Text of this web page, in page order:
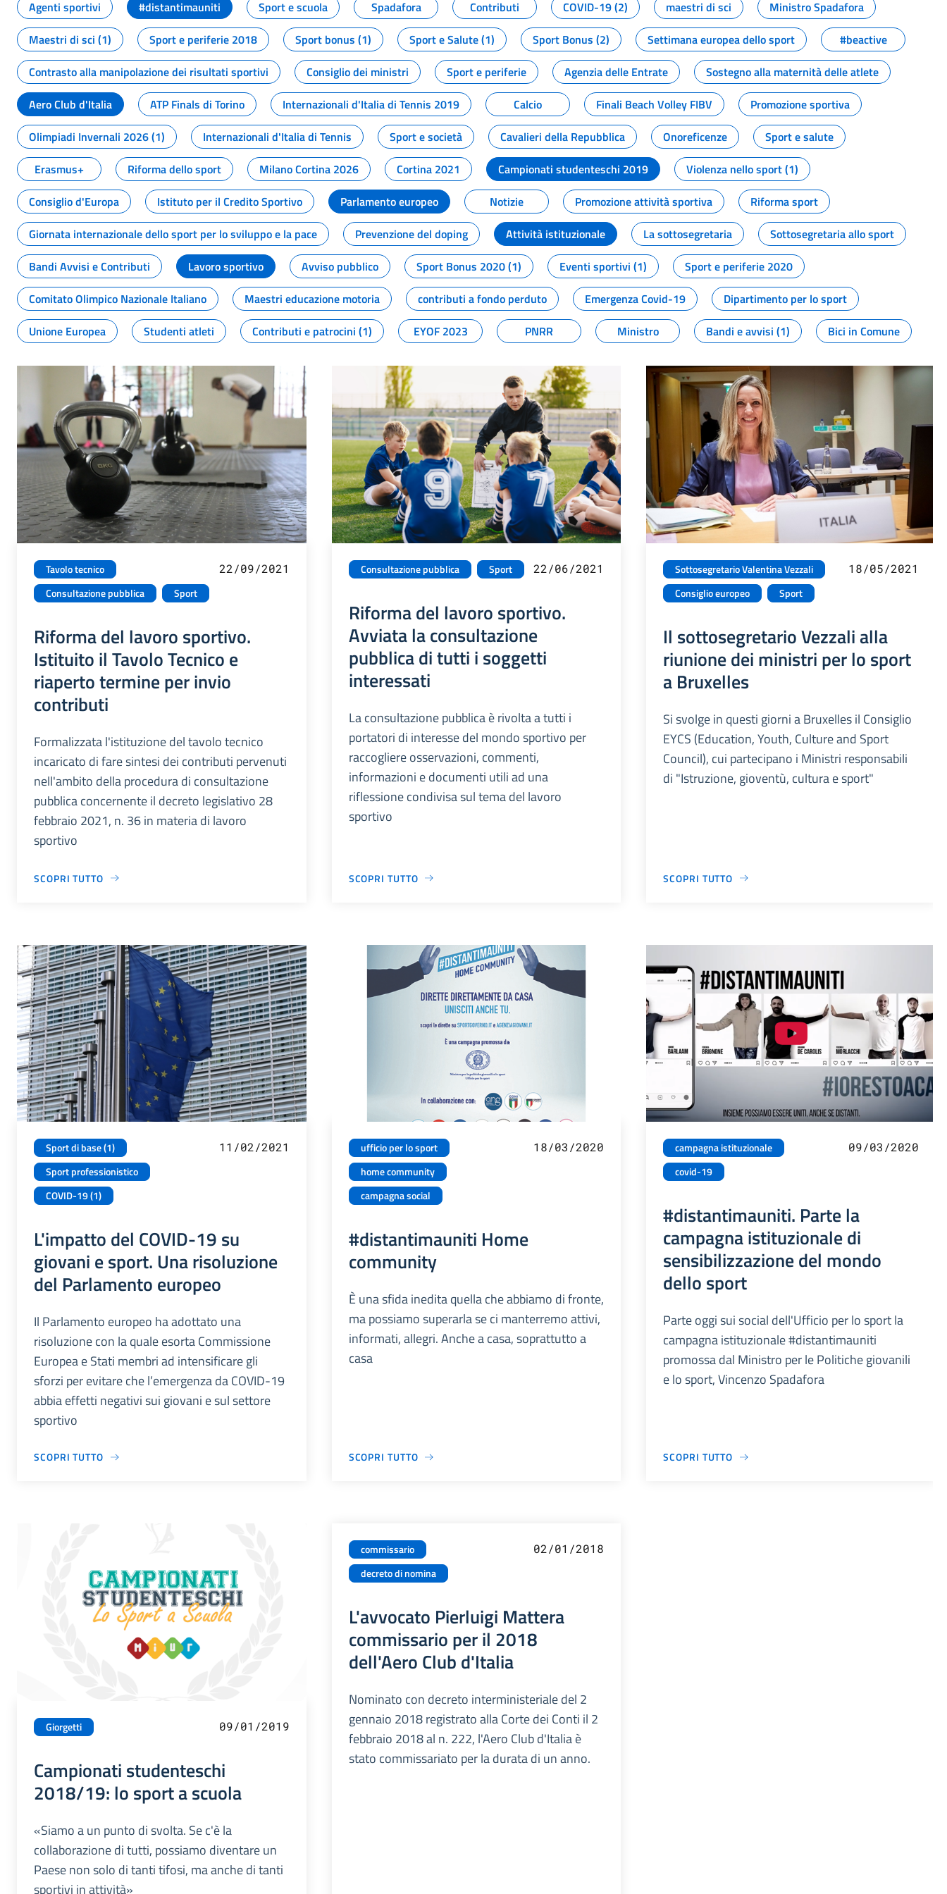
Agenti sportivi
#distantimauniti Sport e scuola Spadafora Contributi COVID-19 (2) maestri di sci
Ministro Spadafora
Maestri di sci (1)
Sport e periferie 2018 Sport bonus (1) Sport e Salute (1) Sport Bonus (2) Settimana europea dello sport
#beactive
Contrasto alla manipolazione dei risultati sportivi
Consiglio dei ministri Sport e periferie Agenzia delle Entrate
Sostegno alla maternità delle atlete
Aero Club d'Italia
ATP Finals di Torino Internazionali d'Italia di Tennis 2019 Calcio Finali Beach Volley FIBV
Promozione sportiva
Olimpiadi Invernali 2026 (1)
Internazionali d'Italia di Tennis Sport e società Cavalieri della Repubblica Onoreficenze
Sport e salute
Erasmus+
Riforma dello sport Milano Cortina 2026 Cortina 2021 Campionati studenteschi 2019
Violenza nello sport (1)
Consiglio d'Europa
Istituto per il Credito Sportivo Parlamento europeo Notizie Promozione attività sportiva
Riforma sport
Giornata internazionale dello sport per lo sviluppo e la pace
Prevenzione del doping Attività istituzionale La sottosegretaria
Sottosegretaria allo sport
Bandi Avvisi e Contributi
Lavoro sportivo Avviso pubblico Sport Bonus 2020 (1) Eventi sportivi (1)
Sport e periferie 2020
Comitato Olimpico Nazionale Italiano
Maestri educazione motoria contributi a fondo perduto Emergenza Covid-19
Dipartimento per lo sport
Unione Europea
Studenti atleti Contributi e patrocini (1) EYOF 2023 PNRR Ministro Bandi e avvisi (1) Bici in Comune
Tavolo tecnico
Consultazione pubblica
Sport
22/09/2021
Riforma del lavoro sportivo.
Istituito il Tavolo Tecnico e
riaperto termine per invio
contributi
Formalizzata l'istituzione del tavolo tecnico
incaricato di fare sintesi dei contributi pervenuti
nell'ambito della procedura di consultazione
pubblica concernente il decreto legislativo 28
febbraio 2021, n. 36 in materia di lavoro
sportivo
SCOPRI TUTTO
Consultazione pubblica Sport 22/06/2021
Riforma del lavoro sportivo.
Avviata la consultazione
pubblica di tutti i soggetti
interessati
La consultazione pubblica è rivolta a tutti i
portatori di interesse del mondo sportivo per
raccogliere osservazioni, commenti,
informazioni e documenti utili ad una
riflessione condivisa sul tema del lavoro
sportivo
SCOPRI TUTTO
Sottosegretario Valentina Vezzali
Consiglio europeo
Sport
18/05/2021
Il sottosegretario Vezzali alla
riunione dei ministri per lo sport
a Bruxelles
Si svolge in questi giorni a Bruxelles il Consiglio
EYCS (Education, Youth, Culture and Sport
Council), cui partecipano i Ministri responsabili
di "Istruzione, gioventù, cultura e sport"
SCOPRI TUTTO
Sport di base (1)
Sport professionistico
COVID-19 (1)
11/02/2021
L'impatto del COVID-19 su
giovani e sport. Una risoluzione
del Parlamento europeo
Il Parlamento europeo ha adottato una
risoluzione con la quale esorta Commissione
Europea e Stati membri ad intensificare gli
sforzi per evitare che l’emergenza da COVID-19
abbia effetti negativi sui giovani e sul settore
sportivo
SCOPRI TUTTO
ufficio per lo sport
home community
campagna social
18/03/2020
#distantimauniti Home
community
È una sfida inedita quella che abbiamo di fronte,
ma possiamo superarla se ci manterremo attivi,
informati, allegri. Anche a casa, soprattutto a
casa
SCOPRI TUTTO
campagna istituzionale
covid-19
09/03/2020
#distantimauniti. Parte la
campagna istituzionale di
sensibilizzazione del mondo
dello sport
Parte oggi sui social dell'Ufficio per lo sport la
campagna istituzionale #distantimauniti
promossa dal Ministro per le Politiche giovanili
e lo sport, Vincenzo Spadafora
SCOPRI TUTTO
Giorgetti 09/01/2019
Campionati studenteschi
2018/19: lo sport a scuola
«Siamo a un punto di svolta. Se c'è la
collaborazione di tutti, possiamo diventare un
Paese non solo di tanti tifosi, ma anche di tanti
sportivi in attività»
commissario
decreto di nomina
02/01/2018
L'avvocato Pierluigi Mattera
commissario per il 2018
dell'Aero Club d'Italia
Nominato con decreto interministeriale del 2
gennaio 2018 registrato alla Corte dei Conti il 2
febbraio 2018 al n. 222, l'Aero Club d'Italia è
stato commissariato per la durata di un anno.